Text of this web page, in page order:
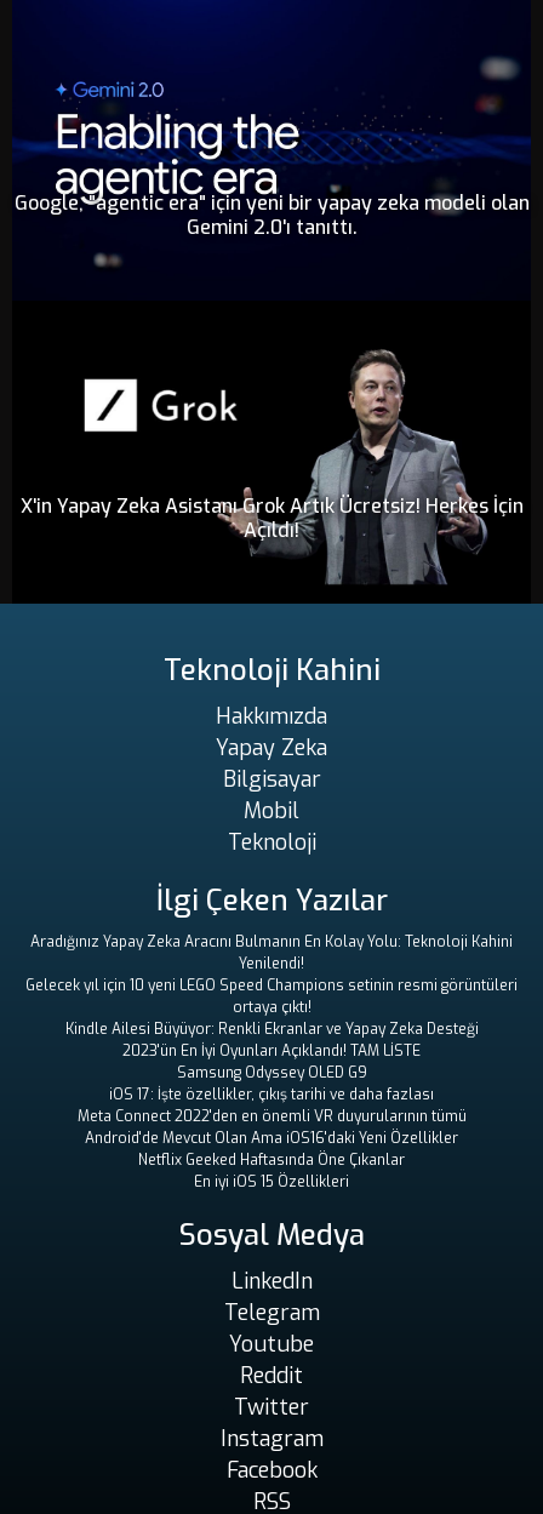
Google, "agentic era" için yeni bir yapay zeka modeli olan
Gemini 2.0'ı tanıttı.
X'in Yapay Zeka Asistanı Grok Artık Ücretsiz! Herkes İçin
Açıldı!
Teknoloji Kahini
Hakkımızda
Yapay Zeka
Bilgisayar
Mobil
Teknoloji
İlgi Çeken Yazılar
Aradığınız Yapay Zeka Aracını Bulmanın En Kolay Yolu: Teknoloji Kahini
Yenilendi!
Gelecek yıl için 10 yeni LEGO Speed ​​Champions setinin resmi görüntüleri
ortaya çıktı!
Kindle Ailesi Büyüyor: Renkli Ekranlar ve Yapay Zeka Desteği
2023'ün En İyi Oyunları Açıklandı! TAM LİSTE
Samsung Odyssey OLED G9
iOS 17: İşte özellikler, çıkış tarihi ve daha fazlası
Meta Connect 2022'den en önemli VR duyurularının tümü
Android'de Mevcut Olan Ama iOS16'daki Yeni Özellikler
Netflix Geeked Haftasında Öne Çıkanlar
En iyi iOS 15 Özellikleri
Sosyal Medya
LinkedIn
Telegram
Youtube
Reddit
Twitter
Instagram
Facebook
RSS